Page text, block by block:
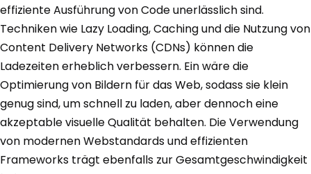
effiziente Ausführung von Code unerlässlich sind.
Techniken wie Lazy Loading, Caching und die Nutzung von
Content Delivery Networks (CDNs) können die
Ladezeiten erheblich verbessern. Ein wäre die
Optimierung von Bildern für das Web, sodass sie klein
genug sind, um schnell zu laden, aber dennoch eine
akzeptable visuelle Qualität behalten. Die Verwendung
von modernen Webstandards und effizienten
Frameworks trägt ebenfalls zur Gesamtgeschwindigkeit